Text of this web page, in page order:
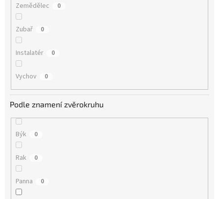
Zemědělec 0
Zubař 0
Instalatér 0
Vychov 0
Podle znamení zvěrokruhu
Býk 0
Rak 0
Panna 0